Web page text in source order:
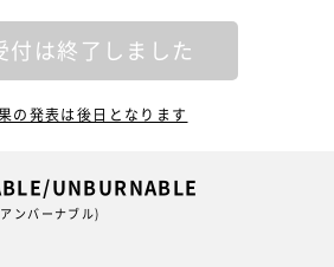
付は終了しました
の発表は後日となります
UNBURNABLE
ンバーナブル)